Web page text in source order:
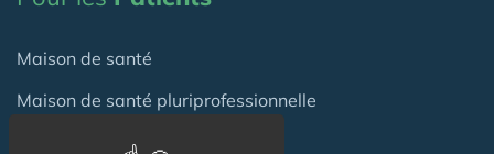
Maison de santé
Maison de santé pluriprofessionnelle
Centre de Santé